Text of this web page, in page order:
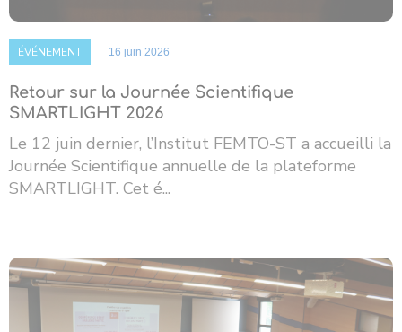
ÉVÉNEMENT 16 juin 2026
Retour sur la Journée Scientifique
SMARTLIGHT 2026
Le 12 juin dernier, l’Institut FEMTO-ST a accueilli la
Journée Scientifique annuelle de la plateforme
SMARTLIGHT. Cet é...